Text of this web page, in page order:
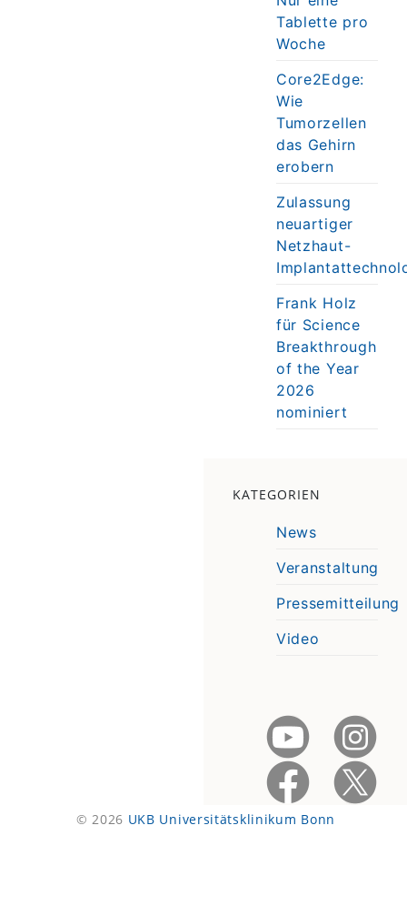
Tablette pro
Woche
Core2Edge:
Wie
Tumorzellen
das Gehirn
erobern
Zulassung
neuartiger
Netzhaut-
Frank Holz
für Science
Breakthrough
of the Year
2026
nominiert
KATEGORIEN
News
Veranstaltung
Pressemitteilung
Video
© 2026 UKB Universitätsklinikum Bonn